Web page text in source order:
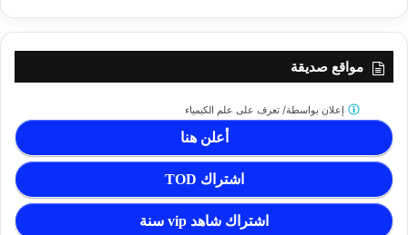
مواقع صديقة
أعلن هنا
اشتراك TOD
اشتراك شاهد vip سنة
إعلان بواسطة/ تعرف على علم الكيمياء